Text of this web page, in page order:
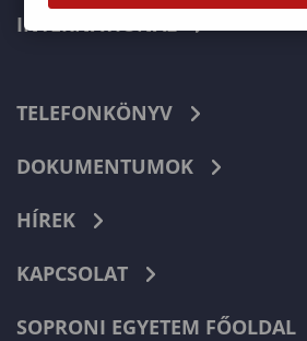
INTERNATIONAL
TELEFONKÖNYV
DOKUMENTUMOK
HÍREK
KAPCSOLAT
SOPRONI EGYETEM FŐOLDAL